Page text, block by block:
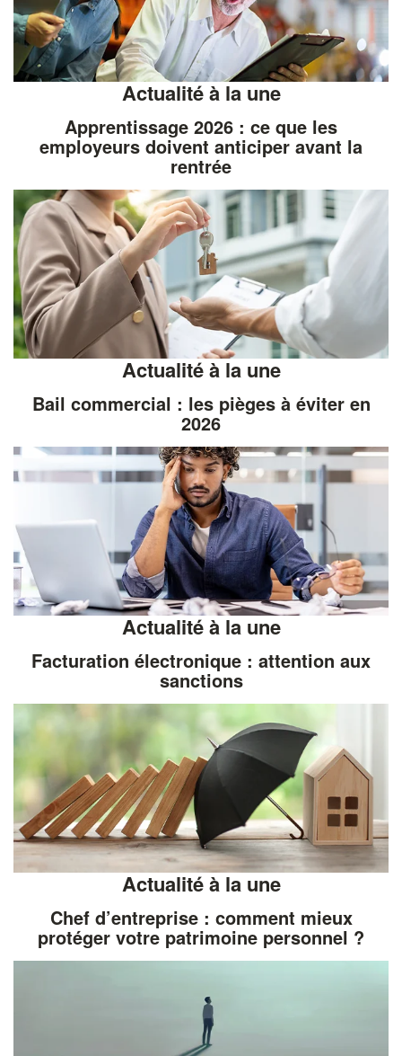
Actualité à la une
Apprentissage 2026 : ce que les
employeurs doivent anticiper avant la
rentrée
Actualité à la une
Bail commercial : les pièges à éviter en
2026
Actualité à la une
Facturation électronique : attention aux
sanctions
Actualité à la une
Chef d’entreprise : comment mieux
protéger votre patrimoine personnel ?